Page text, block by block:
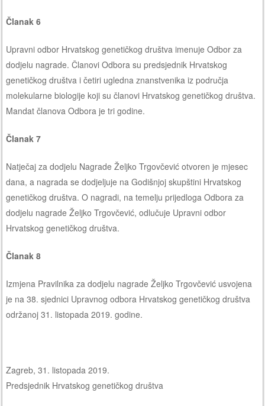
Članak 6
Upravni odbor Hrvatskog genetičkog društva imenuje Odbor za
dodjelu nagrade. Članovi Odbora su predsjednik Hrvatskog
genetičkog društva i četiri ugledna znanstvenika iz područja
molekularne biologije koji su članovi Hrvatskog genetičkog društva.
Mandat članova Odbora je tri godine.
Članak 7
Natječaj za dodjelu Nagrade Željko Trgovčević otvoren je mjesec
dana, a nagrada se dodjeljuje na Godišnjoj skupštini Hrvatskog
genetičkog društva. O nagradi, na temelju prijedloga Odbora za
dodjelu nagrade Željko Trgovčević, odlučuje Upravni odbor
Hrvatskog genetičkog društva.
Članak 8
Izmjena Pravilnika za dodjelu nagrade Željko Trgovčević usvojena
je na 38. sjednici Upravnog odbora Hrvatskog genetičkog društva
održanoj 31. listopada 2019. godine.
Zagreb, 31. listopada 2019.
Predsjednik Hrvatskog genetičkog društva